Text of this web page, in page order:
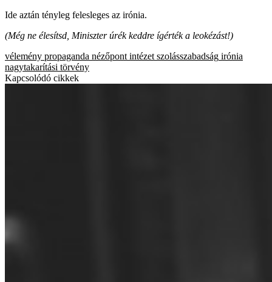
Ide aztán tényleg felesleges az irónia.
(Még ne élesítsd, Miniszter úrék keddre ígérték a leokézást!)
vélemény propaganda nézőpont intézet szolásszabadság irónia
nagytakarítási törvény
Kapcsolódó cikkek